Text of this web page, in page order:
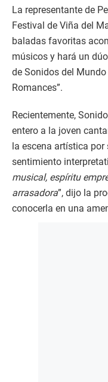
La representante de
Festival de Viña del
baladas favoritas
músicos y hará un
de Sonidos del
Romances”.
Recientemente,
entero a la joven
la escena artística
sentimiento
musical, espíritu
arrasadora”, dijo la
conocerla en una